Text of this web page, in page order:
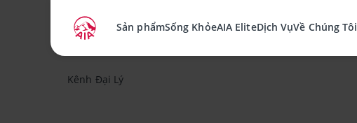
Sản phẩmSống KhỏeAIA EliteDịch VụVề Chúng Tôi
Kênh Đại Lý